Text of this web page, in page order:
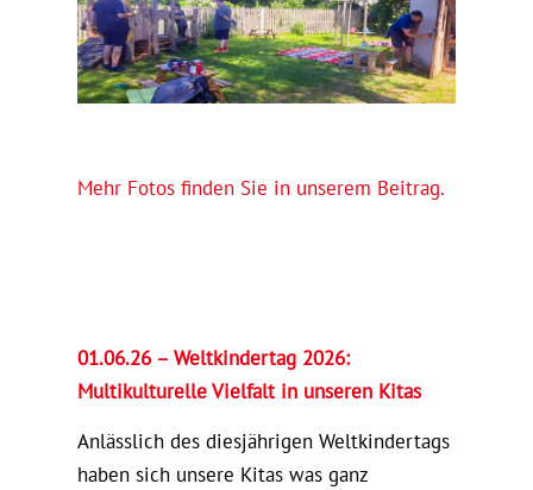
Mehr Fotos finden Sie in unserem Beitrag.
01.06.26 – Weltkindertag 2026:
Multikulturelle Vielfalt in unseren Kitas
Anlässlich des diesjährigen Weltkindertags
haben sich unsere Kitas was ganz